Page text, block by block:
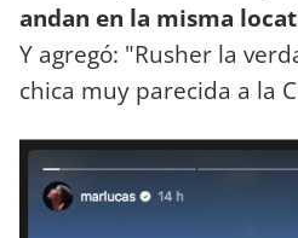
andan en la misma
Y agregó: "Rusher la
chica muy parecida a la